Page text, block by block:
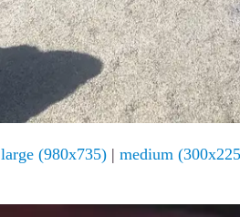
large (980x735) | medium